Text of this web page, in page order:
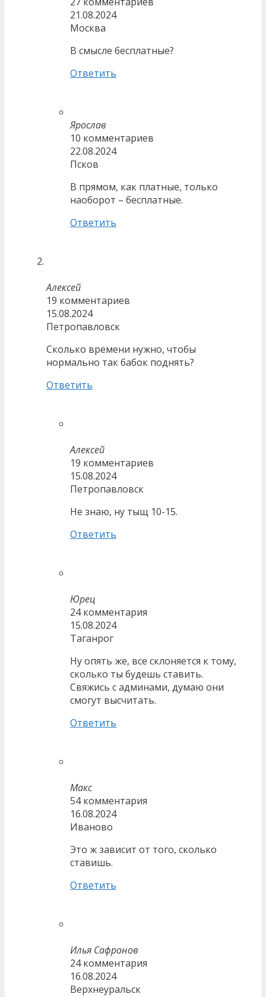
21.08.2024
Москва
В смысле бесплатные?
Ответить
Ярослав
10 комментариев
22.08.2024
Псков
В прямом, как платные, только
наоборот – бесплатные.
Ответить
Алексей
19 комментариев
15.08.2024
Петропавловск
Сколько времени нужно, чтобы
нормально так бабок поднять?
Ответить
Алексей
19 комментариев
15.08.2024
Петропавловск
Не знаю, ну тыщ 10-15.
Ответить
Юрец
24 комментария
15.08.2024
Таганрог
Ну опять же, все склоняется к тому,
сколько ты будешь ставить.
Свяжись с админами, думаю они
смогут высчитать.
Ответить
Макс
54 комментария
16.08.2024
Иваново
Это ж зависит от того, сколько
ставишь.
Ответить
Илья Сафронов
24 комментария
16.08.2024
Верхнеуральск